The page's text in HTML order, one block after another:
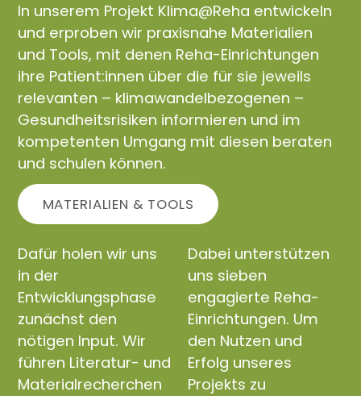
In unserem Projekt Klima@Reha entwickeln
und erproben wir praxisnahe Materialien
und Tools, mit denen Reha-Einrichtungen
ihre Patient:innen über die für sie jeweils
relevanten – klimawandelbezogenen –
Gesundheitsrisiken informieren und im
kompetenten Umgang mit diesen beraten
und schulen können.
MATERIALIEN & TOOLS
Dafür holen wir uns
in der
Entwicklungsphase
zunächst den
nötigen Input. Wir
führen Literatur- und
Materialrecherchen
Dabei unterstützen
uns sieben
engagierte Reha-
Einrichtungen. Um
den Nutzen und
Erfolg unseres
Projekts zu